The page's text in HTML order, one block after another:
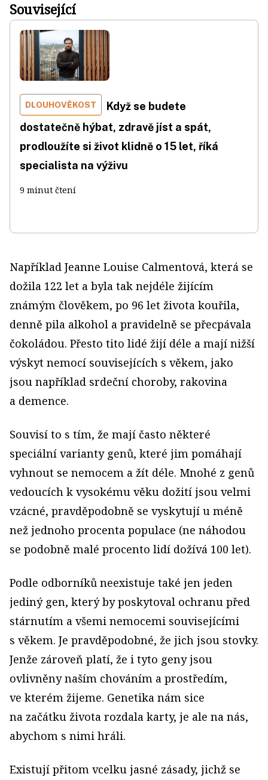
Související
DLOUHOVĚKOST
Když se budete
dostatečně hýbat, zdravě jíst a spát,
prodloužíte si život klidně o 15 let, říká
specialista na výživu
9 minut čtení
Například Jeanne Louise Calmentová, která se
dožila 122 let a byla tak nejdéle žijícím
známým člověkem, po 96 let života kouřila,
denně pila alkohol a pravidelně se přecpávala
čokoládou. Přesto tito lidé žijí déle a mají nižší
výskyt nemocí souvisejících s věkem, jako
jsou například srdeční choroby, rakovina
a demence.
Souvisí to s tím, že mají často některé
speciální varianty genů, které jim pomáhají
vyhnout se nemocem a žít déle. Mnohé z genů
vedoucích k vysokému věku dožití jsou velmi
vzácné, pravděpodobně se vyskytují u méně
než jednoho procenta populace (ne náhodou
se podobně malé procento lidí dožívá 100 let).
Podle odborníků neexistuje také jen jeden
jediný gen, který by poskytoval ochranu před
stárnutím a všemi nemocemi souvisejícími
s věkem. Je pravděpodobné, že jich jsou stovky.
Jenže zároveň platí, že i tyto geny jsou
ovlivněny naším chováním a prostředím,
ve kterém žijeme. Genetika nám sice
na začátku života rozdala karty, je ale na nás,
abychom s nimi hráli.
Existují přitom vcelku jasné zásady, jichž se